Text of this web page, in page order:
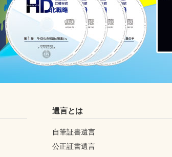
遺言とは
自筆証書遺言
公正証書遺言